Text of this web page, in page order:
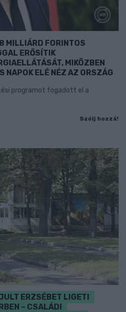
MILLIÁRD FORINTOS
ERŐSÍTIK
MIKÖZBEN
NAPOK ELÉ NÉZ AZ ORSZÁG
programot fogadott el a
Szólj hozzá!
ERZSÉBET LIGETI
– CSALÁDI